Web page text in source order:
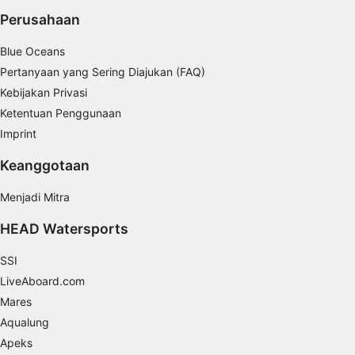
Perusahaan
Blue Oceans
Pertanyaan yang Sering Diajukan (FAQ)
Kebijakan Privasi
Ketentuan Penggunaan
Imprint
Keanggotaan
Menjadi Mitra
HEAD Watersports
SSI
LiveAboard.com
Mares
Aqualung
Apeks
actively requested
Tujuan pemrosesan non-IAB:
Performa
Fungsional
Iklan